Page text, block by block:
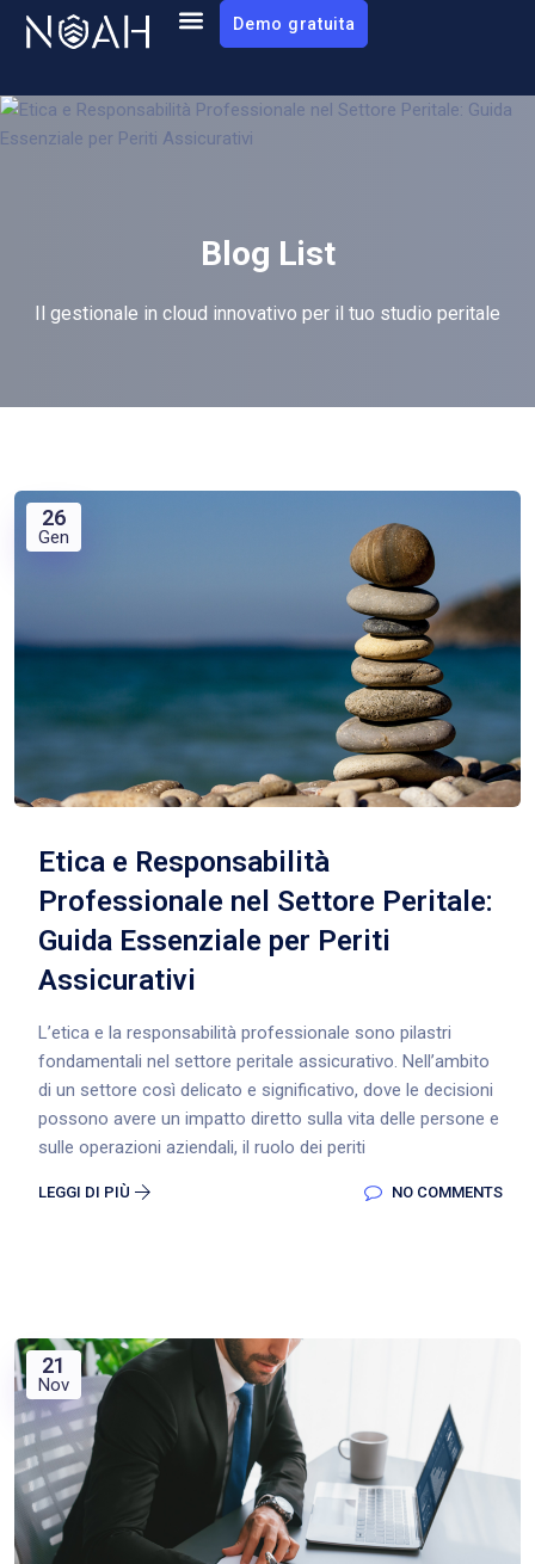
Demo gratuita
Blog List
Il gestionale in cloud innovativo per il tuo studio peritale
26
Gen
Etica e Responsabilità
Professionale nel Settore Peritale:
Guida Essenziale per Periti
Assicurativi
L’etica e la responsabilità professionale sono pilastri
fondamentali nel settore peritale assicurativo. Nell’ambito
di un settore così delicato e significativo, dove le decisioni
possono avere un impatto diretto sulla vita delle persone e
sulle operazioni aziendali, il ruolo dei periti
LEGGI DI PIÙ NO COMMENTS
21
Nov